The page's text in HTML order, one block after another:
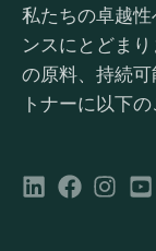
私たちの卓越
ンスにとどま
の原料、持続
トナーに以下